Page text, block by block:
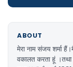
ABOUT
मेरा नाम संजय शर्मा
वकालत करता हूं ।तथा